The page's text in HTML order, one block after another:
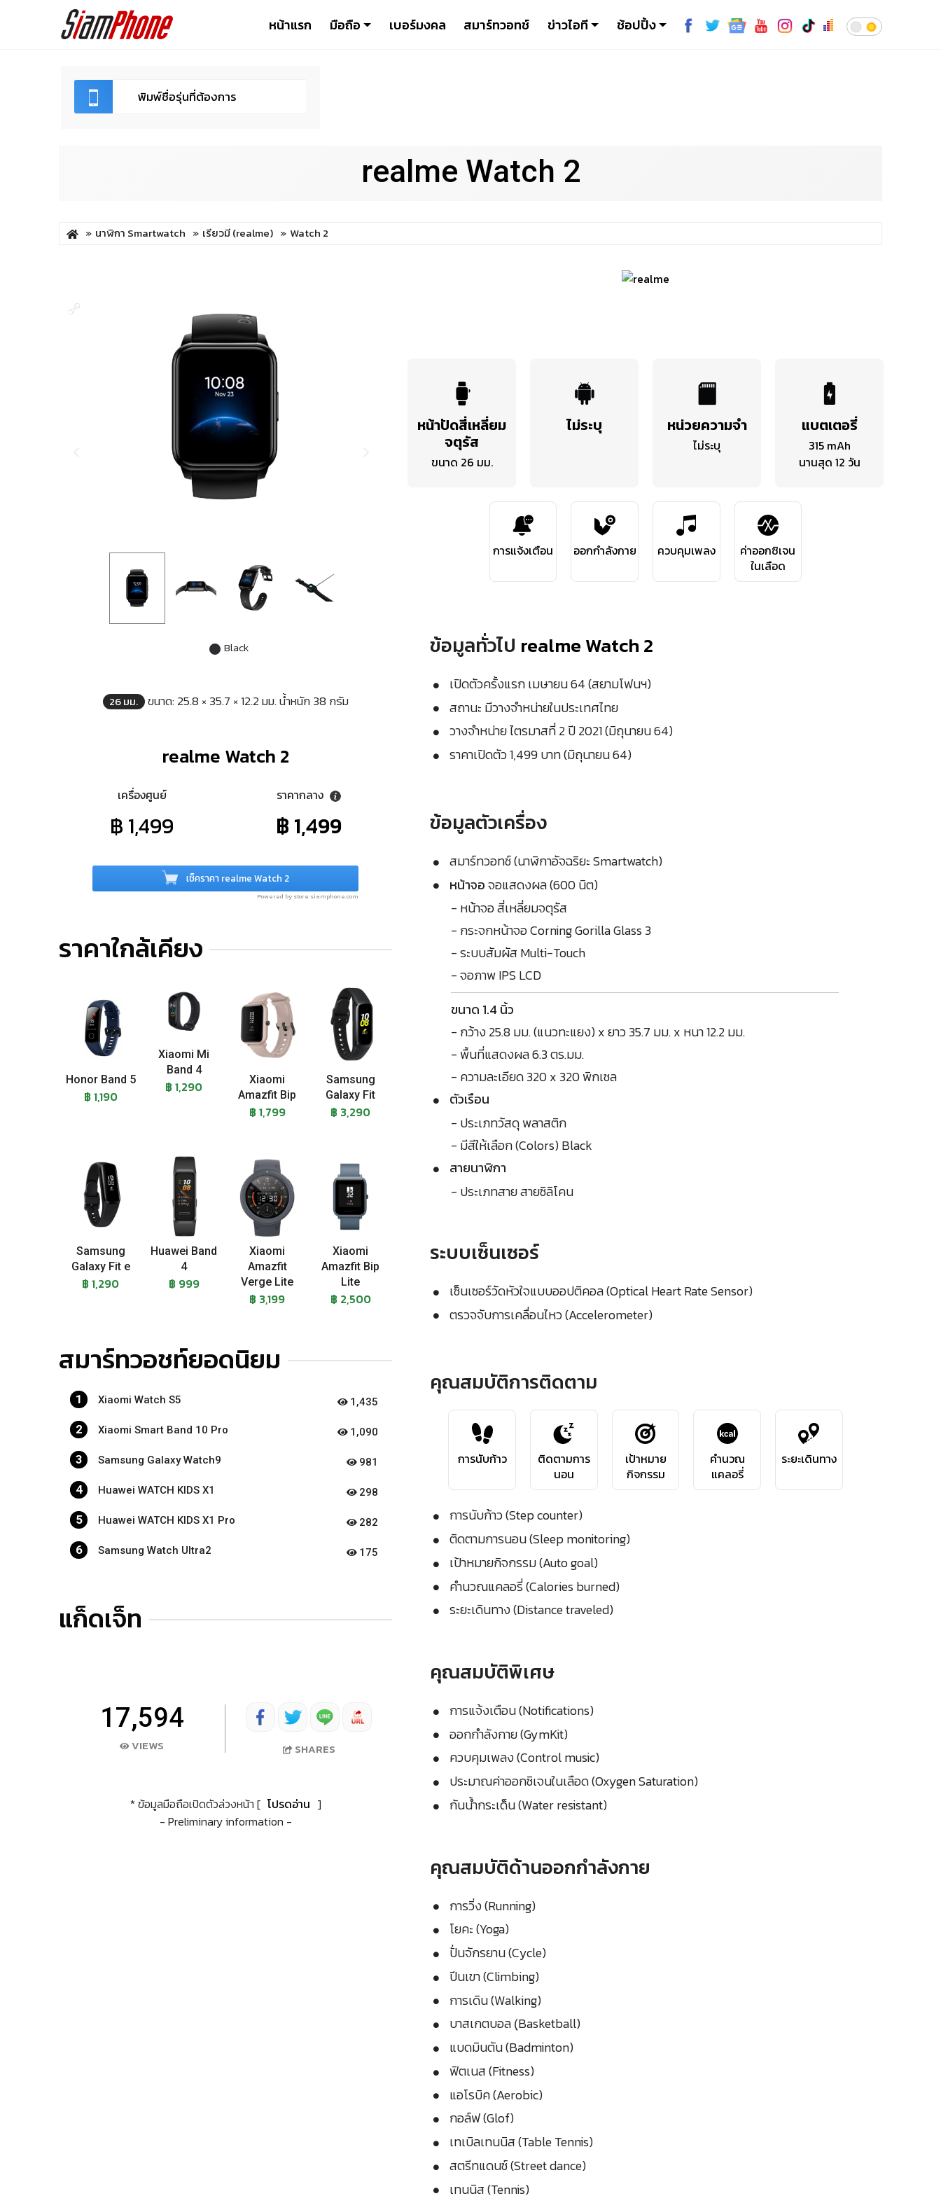
หน้าแรก มือถือ เบอร์มงคล สมาร์ทวอทช์ ข่าวไอที ช้อปปิ้ง
realme Watch 2
นาฬิกา Smartwatch เรียวมี (realme) Watch 2
Black
26 มม. ขนาด: 25.8 × 35.7 × 12.2 มม. น้ำหนัก 38 กรัม
realme Watch 2
เครื่องศูนย์
฿ 1,499
ราคากลาง
฿ 1,499
เช็คราคา realme Watch 2
Powered by store.siamphone.com
ราคาใกล้เคียง
Honor Band 5
฿ 1,190
Xiaomi Mi
Band 4
฿ 1,290
Xiaomi
Amazfit Bip
฿ 1,799
Samsung
Galaxy Fit
฿ 3,290
Samsung
Galaxy Fit e
฿ 1,290
Huawei Band
4
฿ 999
Xiaomi
Amazfit
Verge Lite
฿ 3,199
Xiaomi
Amazfit Bip
Lite
฿ 2,500
สมาร์ทวอชท์ยอดนิยม
1 Xiaomi Watch S5 1,435
2 Xiaomi Smart Band 10 Pro 1,090
3 Samsung Galaxy Watch9 981
4 Huawei WATCH KIDS X1 298
5 Huawei WATCH KIDS X1 Pro 282
6 Samsung Watch Ultra2 175
แก็ดเจ็ท
17,594
VIEWS SHARES
* ข้อมูลมือถือเปิดตัวล่วงหน้า [ โปรดอ่าน ]
- Preliminary information -
หน้าปัดสี่เหลี่ยม
จตุรัส
ขนาด 26 มม.
ไม่ระบุ หน่วยความจำ
ไม่ระบุ
แบตเตอรี่
315 mAh
นานสุด 12 วัน
การแจ้งเตือน ออกกำลังกาย ควบคุมเพลง
ค่าออกซิเจน
ในเลือด
ข้อมูลทั่วไป realme Watch 2
เปิดตัวครั้งแรก เมษายน 64 (สยามโฟนฯ)
สถานะ มีวางจำหน่ายในประเทศไทย
วางจำหน่าย ไตรมาสที่ 2 ปี 2021 (มิถุนายน 64)
ราคาเปิดตัว 1,499 บาท (มิถุนายน 64)
ข้อมูลตัวเครื่อง
สมาร์ทวอทช์ (นาฬิกาอัจฉริยะ Smartwatch)
หน้าจอจอแสดงผล (600 นิต)
- หน้าจอ สี่เหลี่ยมจตุรัส
- กระจกหน้าจอ Corning Gorilla Glass 3
- ระบบสัมผัส Multi-Touch
- จอภาพ IPS LCD
ขนาด 1.4 นิ้ว
- กว้าง 25.8 มม. (แนวทะแยง) x ยาว 35.7 มม. x หนา 12.2 มม.
- พื้นที่แสดงผล 6.3 ตร.มม.
- ความละเอียด 320 x 320 พิกเซล
ตัวเรือน
- ประเภทวัสดุ พลาสติก
- มีสีให้เลือก (Colors) Black
สายนาฬิกา
- ประเภทสาย สายซิลิโคน
ระบบเซ็นเซอร์
เซ็นเซอร์วัดหัวใจแบบออปติคอล (Optical Heart Rate Sensor)
ตรวจจับการเคลื่อนไหว (Accelerometer)
คุณสมบัติการติดตาม
การนับก้าว
ติดตามการ
นอน
เป้าหมาย
กิจกรรม
คำนวณ
แคลอรี่
ระยะเดินทาง
การนับก้าว (Step counter)
ติดตามการนอน (Sleep monitoring)
เป้าหมายกิจกรรม (Auto goal)
คำนวณแคลอรี่ (Calories burned)
ระยะเดินทาง (Distance traveled)
คุณสมบัติพิเศษ
การแจ้งเตือน (Notifications)
ออกกำลังกาย (GymKit)
ควบคุมเพลง (Control music)
ประมาณค่าออกซิเจนในเลือด (Oxygen Saturation)
กันน้ำกระเด็น (Water resistant)
คุณสมบัติด้านออกกำลังกาย
การวิ่ง (Running)
โยคะ (Yoga)
ปั่นจักรยาน (Cycle)
ปีนเขา (Climbing)
การเดิน (Walking)
บาสเกตบอล (ฺBasketball)
แบดมินตัน (Badminton)
ฟิตเนส (Fitness)
แอโรบิค (Aerobic)
กอล์ฟ (Glof)
เทเบิลเทนนิส (Table Tennis)
สตรีทแดนซ์ (Street dance)
เทนนิส (Tennis)